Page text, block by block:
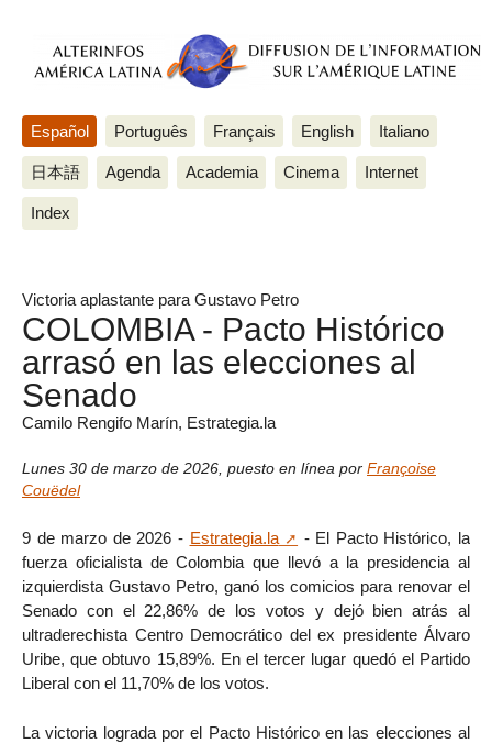
Español Português Français English Italiano
日本語 Agenda Academia Cinema Internet
Index
Victoria aplastante para Gustavo Petro
COLOMBIA - Pacto Histórico
arrasó en las elecciones al
Senado
Camilo Rengifo Marín, Estrategia.la
Lunes 30 de marzo de 2026 puesto en línea por Françoise
Couëdel
9 de marzo de 2026 - Estrategia.la
- El Pacto Histórico, la
fuerza oficialista de Colombia que llevó a la presidencia al
izquierdista Gustavo Petro, ganó los comicios para renovar el
Senado con el 22,86% de los votos y dejó bien atrás al
ultraderechista Centro Democrático del ex presidente Álvaro
Uribe, que obtuvo 15,89%. En el tercer lugar quedó el Partido
Liberal con el 11,70% de los votos.
La victoria lograda por el Pacto Histórico en las elecciones al